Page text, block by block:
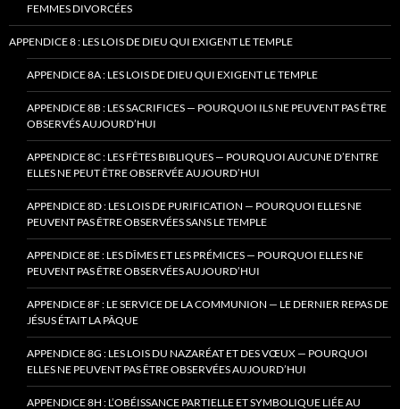
FEMMES DIVORCÉES
APPENDICE 8 : LES LOIS DE DIEU QUI EXIGENT LE TEMPLE
APPENDICE 8A : LES LOIS DE DIEU QUI EXIGENT LE TEMPLE
APPENDICE 8B : LES SACRIFICES — POURQUOI ILS NE PEUVENT PAS ÊTRE
OBSERVÉS AUJOURD’HUI
APPENDICE 8C : LES FÊTES BIBLIQUES — POURQUOI AUCUNE D’ENTRE
ELLES NE PEUT ÊTRE OBSERVÉE AUJOURD’HUI
APPENDICE 8D : LES LOIS DE PURIFICATION — POURQUOI ELLES NE
PEUVENT PAS ÊTRE OBSERVÉES SANS LE TEMPLE
APPENDICE 8E : LES DÎMES ET LES PRÉMICES — POURQUOI ELLES NE
PEUVENT PAS ÊTRE OBSERVÉES AUJOURD’HUI
APPENDICE 8F : LE SERVICE DE LA COMMUNION — LE DERNIER REPAS DE
JÉSUS ÉTAIT LA PÂQUE
APPENDICE 8G : LES LOIS DU NAZARÉAT ET DES VŒUX — POURQUOI
ELLES NE PEUVENT PAS ÊTRE OBSERVÉES AUJOURD’HUI
APPENDICE 8H : L’OBÉISSANCE PARTIELLE ET SYMBOLIQUE LIÉE AU